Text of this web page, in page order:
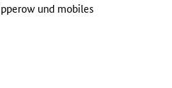
und mobiles